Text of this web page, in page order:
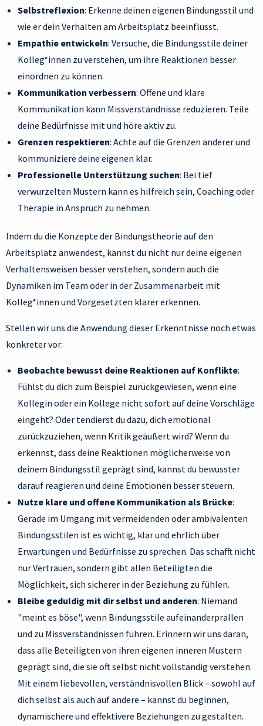
Selbstreflexion: Erkenne deinen eigenen Bindungsstil und
wie er dein Verhalten am Arbeitsplatz beeinflusst.
Empathie entwickeln: Versuche, die Bindungsstile deiner
Kolleg*innen zu verstehen, um ihre Reaktionen besser
einordnen zu können.
Kommunikation verbessern: Offene und klare
Kommunikation kann Missverständnisse reduzieren. Teile
deine Bedürfnisse mit und höre aktiv zu.
Grenzen respektieren: Achte auf die Grenzen anderer und
kommuniziere deine eigenen klar.
Professionelle Unterstützung suchen: Bei tief
verwurzelten Mustern kann es hilfreich sein, Coaching oder
Therapie in Anspruch zu nehmen.
Indem du die Konzepte der Bindungstheorie auf den
Arbeitsplatz anwendest, kannst du nicht nur deine eigenen
Verhaltensweisen besser verstehen, sondern auch die
Dynamiken im Team oder in der Zusammenarbeit mit
Kolleg*innen und Vorgesetzten klarer erkennen.
Stellen wir uns die Anwendung dieser Erkenntnisse noch etwas
konkreter vor:
Beobachte bewusst deine Reaktionen auf Konflikte:
Fühlst du dich zum Beispiel zurückgewiesen, wenn eine
Kollegin oder ein Kollege nicht sofort auf deine Vorschläge
eingeht? Oder tendierst du dazu, dich emotional
zurückzuziehen, wenn Kritik geäußert wird? Wenn du
erkennst, dass deine Reaktionen möglicherweise von
deinem Bindungsstil geprägt sind, kannst du bewusster
darauf reagieren und deine Emotionen besser steuern.
Nutze klare und offene Kommunikation als Brücke:
Gerade im Umgang mit vermeidenden oder ambivalenten
Bindungsstilen ist es wichtig, klar und ehrlich über
Erwartungen und Bedürfnisse zu sprechen. Das schafft nicht
nur Vertrauen, sondern gibt allen Beteiligten die
Möglichkeit, sich sicherer in der Beziehung zu fühlen.
Bleibe geduldig mit dir selbst und anderen: Niemand
"meint es böse", wenn Bindungsstile aufeinanderprallen
und zu Missverständnissen führen. Erinnern wir uns daran,
dass alle Beteiligten von ihren eigenen inneren Mustern
geprägt sind, die sie oft selbst nicht vollständig verstehen.
Mit einem liebevollen, verständnisvollen Blick – sowohl auf
dich selbst als auch auf andere – kannst du beginnen,
dynamischere und effektivere Beziehungen zu gestalten.